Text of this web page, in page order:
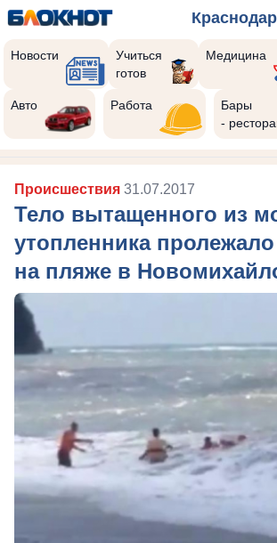
Краснодар
Новости
Учиться
готов
Медицина
Авто Работа
Бары
-
Происшествия 31.07.2017
Тело вытащенного из
утопленника
на пляже в
Реклама закроется через: